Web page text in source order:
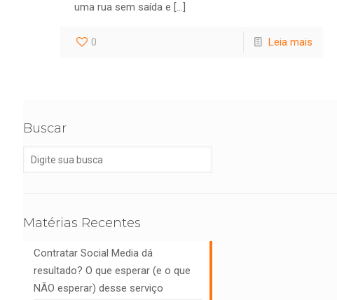
uma rua sem saída e […]
0 Leia mais
Buscar
Matérias Recentes
Contratar Social Media dá
resultado? O que esperar (e o que
NÃO esperar) desse serviço